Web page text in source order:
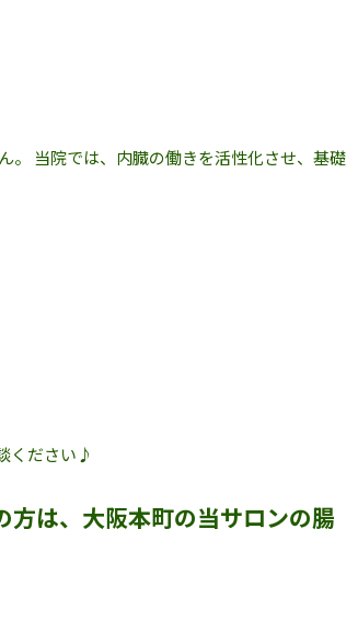
。 当院では、内臓の働きを活性化させ、基礎
ください♪
方は、大阪本町の当サロンの腸